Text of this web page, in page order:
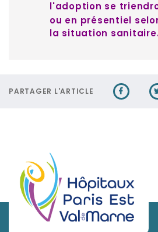
l'adoption se
ou en présentiel
la situation
PARTAGER L'ARTICLE